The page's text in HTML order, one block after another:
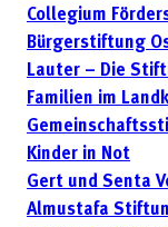
Collegium
Bürgerstiftung
Lauter – Die
Familien im
Kinder in Not
Gert und Senta
Almustafa